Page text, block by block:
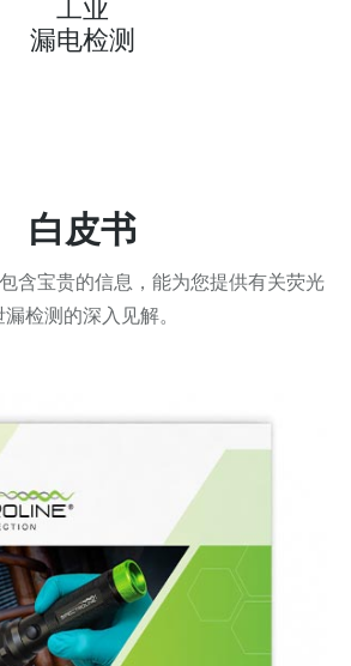
工业
漏电检测
白皮书
含宝贵的信息，能为您提供有关荧光
漏检测的深入见解。